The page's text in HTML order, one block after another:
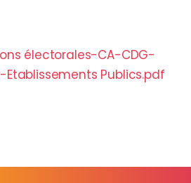
électorales-CA-CDG-
Publics.pdf